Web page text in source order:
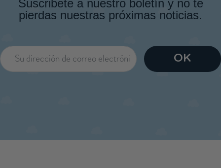
Suscribete a nuestro boletín y no te
pierdas nuestras próximas noticias.